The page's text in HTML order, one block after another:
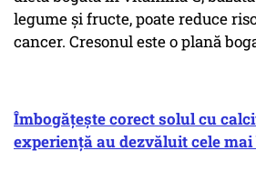
legume și fructe, poate reduce
cancer. Cresonul este o plană
Îmbogățește corect solul cu
experiență au dezvăluit cele